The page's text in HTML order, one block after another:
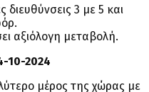
διευθύνσεις 3 με 5 και
αξιόλογη μεταβολή.
10-2024
μέρος της χώρας με